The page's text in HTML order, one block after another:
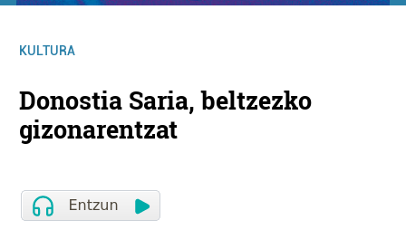
KULTURA
Donostia Saria, beltzezko
gizonarentzat